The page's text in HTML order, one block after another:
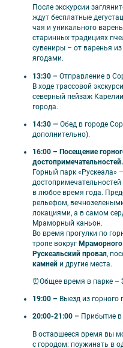
Хит:Пийпун Пиха,
Экстра:Беле ночи.
🎟️ В стоимость
Автобусная трассовая
●
Автобусная трассовая
водопадов»;
●
Экскурсия по горному
местным гидом;
Входной билет в экопарк
река Иййоки, водопады,
кузница, Саамская
хаски;
Посещение острова
● Трансфер на
автобуса зависит от
Сопровождение
двух дней тура;
Проживание в регионе г.
Завтраки в отеле;
●
Посещение минерального
После экскурсии
ждут бесплатные
чая и уникального
старинных традициях
сувениры – от варенья
ягодами.
13:30 – Отправление в
В ходе трассовой
северный пейзаж
города.
14:30 — Обед в городе
дополнительно).
16:00 – Посещение
достопримечательностей.
Горный парк «Рускеала»
в любое время года.
рельефом,
локациями, а в самом
Мраморный каньон.
Во время прогулки по
тропе вокруг
Рускеальский провал,
камней и другие места.
⏰Общее время в парке –
19:00 – Выезд из горного
20:00-21:00 – Прибытие в
В оставшееся время вы
с городом: поужинать в